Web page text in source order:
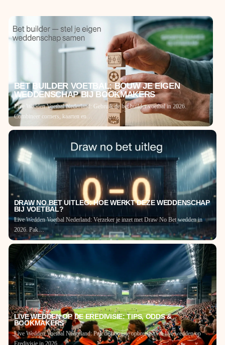
BET BUILDER VOETBAL: BOUW JE EIGEN
WEDDENSCHAP BIJ BOOKMAKERS
Live Wedden Voetbal Nederland: Gebruik de bet builder voetbal in 2026.
Combineer corners, kaarten en…
DRAW NO BET UITLEG: HOE WERKT DEZE WEDDENSCHAP
BIJ VOETBAL?
Live Wedden Voetbal Nederland: Verzeker je inzet met Draw No Bet wedden in
2026. Pak…
LIVE WEDDEN OP DE EREDIVISIE: TIPS, ODDS &
BOOKMAKERS
Live Wedden Voetbal Nederland: Pak de hoogste opbrengst via live wedden op